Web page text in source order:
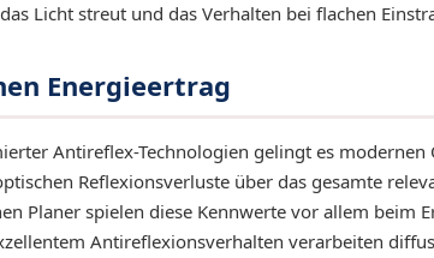
Licht streut und das Verhalten bei flachen
Energieertrag
Antireflex-Technologien gelingt es
Reflexionsverluste über das gesamte
Planer spielen diese Kennwerte vor allem beim
Antireflexionsverhalten verarbeiten